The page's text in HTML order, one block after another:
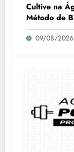
Cultive na
Método de
09/08/2026